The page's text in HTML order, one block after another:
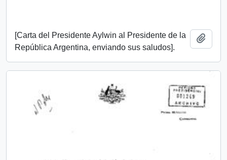
[Carta del Presidente Aylwin al Presidente de la
República Argentina, enviando sus saludos].